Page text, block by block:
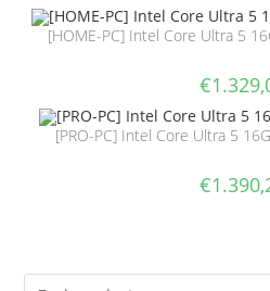
[HOME-PC] Intel Core Ultra 5
€
[PRO-PC] Intel Core Ultra 5
€